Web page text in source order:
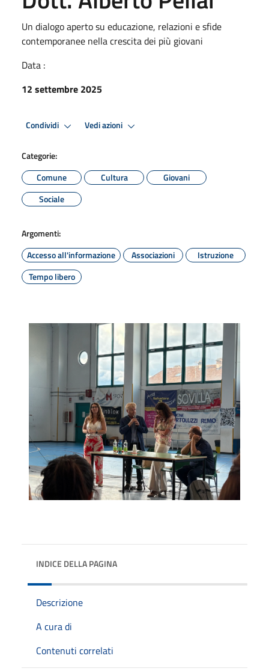
Un dialogo aperto su educazione, relazioni e sfide
contemporanee nella crescita dei più giovani
Data :
12 settembre 2025
Condividi Vedi azioni
Categorie:
Comune
Cultura
Giovani
Sociale
Argomenti:
Accesso all'informazione
Associazioni
Istruzione
Tempo libero
INDICE DELLA PAGINA
Descrizione
A cura di
Contenuti correlati